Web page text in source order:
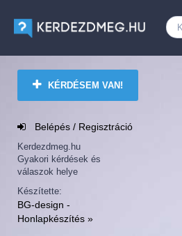
KÉRDÉSEM VAN!
Belépés / Regisztráció
Kerdezdmeg.hu
Gyakori kérdések és
válaszok helye
Készítette:
BG-design -
Honlapkészítés »